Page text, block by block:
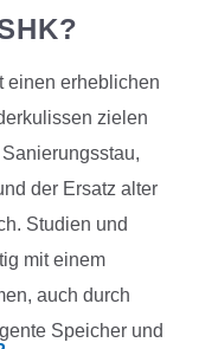
einen erheblichen
zielen
der Ersatz alter
Studien und
mit einem
auch durch
Speicher und